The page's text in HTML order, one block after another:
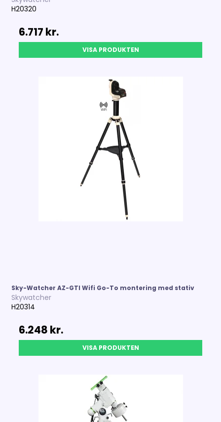
H20320
6.717 kr.
VISA PRODUKTEN
Sky-Watcher AZ-GTI Wifi Go-To montering med stativ
Skywatcher
H20314
6.248 kr.
VISA PRODUKTEN